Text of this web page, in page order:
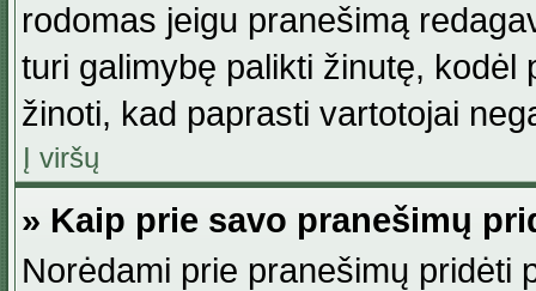
rodomas jeigu pranešimą
turi galimybę palikti žinutę, kodėl
žinoti, kad paprasti vartotojai
Į viršų
» Kaip prie savo pranešimų
Norėdami prie pranešimų pridėti